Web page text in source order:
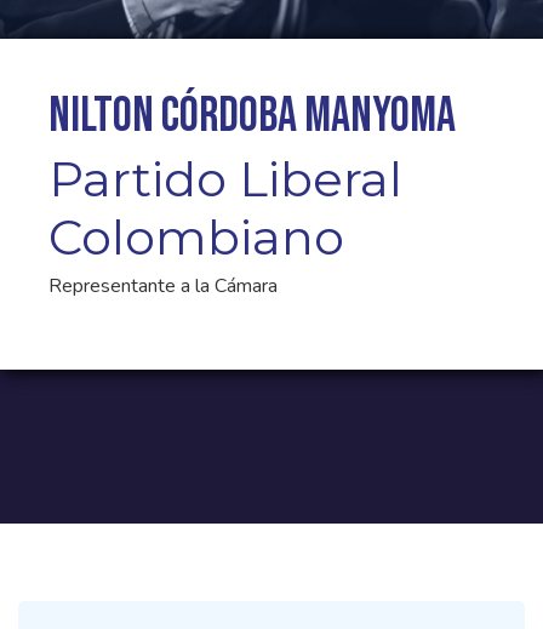
Nilton Córdoba Manyoma
Partido Liberal
Colombiano
Representante a la Cámara